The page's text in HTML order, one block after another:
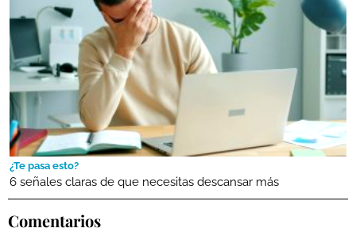
¿Te pasa esto?
6 señales claras de que necesitas descansar más
Comentarios